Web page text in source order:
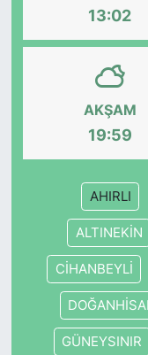
13:02
AKŞAM
19:59
AHIRLI
ALTINEKİN
CİHANBEYLİ
GÜNEYSINIR
SİYASET
SON DAKİKA
SPOR
TEKNOLOJİ
TÜRKİYE VE
VİDEO
YAŞAM